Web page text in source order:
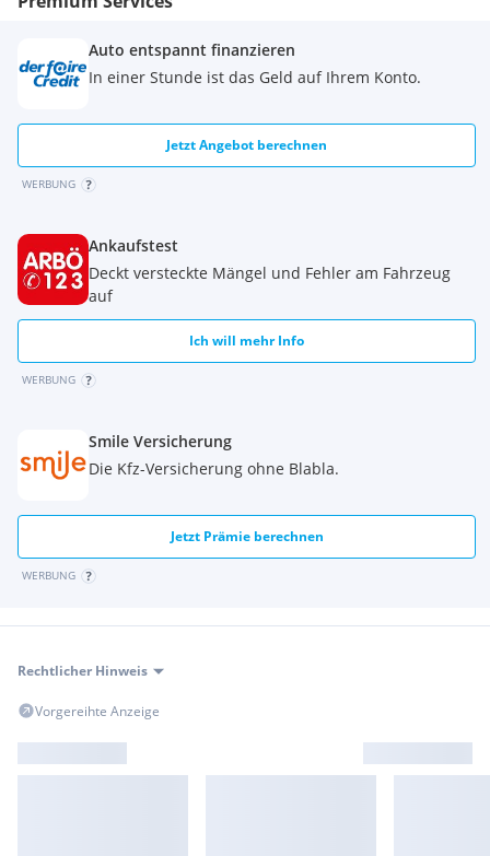
Verkehrswarner bei Türöffnung
3D-Kamera mit 360°-Sicht
LED-Rückleuchten mit 3D Effekt "moiré" und dynamischem
Komfortkopfstützen vorne
Leder-/Alcantaralenkrad Alpine
Metallic
Beheizbare Frontscheibe
Auto entspannt finanzieren
In einer Stunde ist das Geld auf Ihrem Konto.
Jetzt Angebot berechnen
WERBUNG
Ankaufstest
Deckt versteckte Mängel und Fehler am Fahrzeug
auf
Ich will mehr Info
WERBUNG
Smile Versicherung
Die Kfz-Versicherung ohne Blabla.
Jetzt Prämie berechnen
WERBUNG
Rechtlicher Hinweis
Vorgereihte Anzeige